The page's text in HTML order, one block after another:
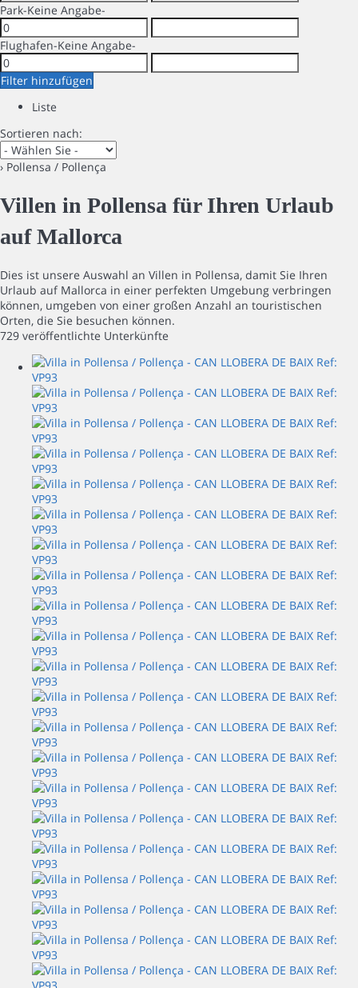
Park-Keine Angabe-
Flughafen-Keine Angabe-
Filter hinzufügen
Liste
Sortieren nach:
› Pollensa / Pollença
Villen in Pollensa für Ihren Urlaub
auf Mallorca
Dies ist unsere Auswahl an Villen in Pollensa, damit Sie Ihren
Urlaub auf Mallorca in einer perfekten Umgebung verbringen
können, umgeben von einer großen Anzahl an touristischen
Orten, die Sie besuchen können.
729 veröffentlichte Unterkünfte